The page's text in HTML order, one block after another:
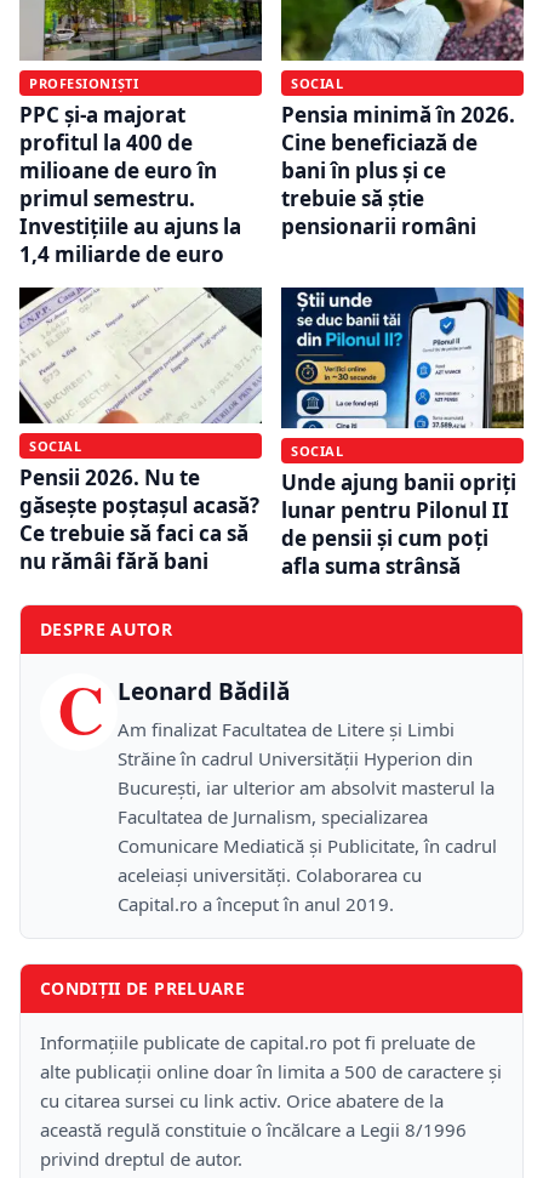
PROFESIONIȘTI
PPC și-a majorat
profitul la 400 de
milioane de euro în
primul semestru.
Investițiile au ajuns la
1,4 miliarde de euro
SOCIAL
Pensia minimă în 2026.
Cine beneficiază de
bani în plus și ce
trebuie să știe
pensionarii români
SOCIAL
Pensii 2026. Nu te
găsește poștașul acasă?
Ce trebuie să faci ca să
nu rămâi fără bani
SOCIAL
Unde ajung banii opriți
lunar pentru Pilonul II
de pensii și cum poți
afla suma strânsă
DESPRE AUTOR
C Leonard Bădilă
Am finalizat Facultatea de Litere și Limbi
Străine în cadrul Universității Hyperion din
București, iar ulterior am absolvit masterul la
Facultatea de Jurnalism, specializarea
Comunicare Mediatică și Publicitate, în cadrul
aceleiași universități. Colaborarea cu
Capital.ro a început în anul 2019.
CONDIȚII DE PRELUARE
Informațiile publicate de capital.ro pot fi preluate de
alte publicații online doar în limita a 500 de caractere și
cu citarea sursei cu link activ. Orice abatere de la
această regulă constituie o încălcare a Legii 8/1996
privind dreptul de autor.